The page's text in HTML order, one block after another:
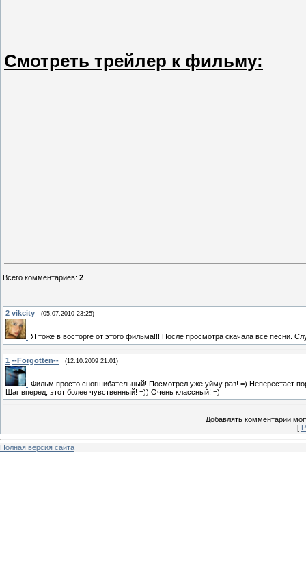
Смотреть трейлер к фильму:
Всего комментариев: 2
2 vikcity (05.07.2010 23:25)
Я тоже в восторге от этого фильма!!! После просмотра скачала все песни.
1 --Forgotten-- (12.10.2009 21:01)
Фильм просто сногшибательный! Посмотрел уже уйму раз! =) Неперестает
Шаг вперед, этот более чувственный! =)) Очень классный! =)
Добавлять комментарии
[
Полная версия сайта